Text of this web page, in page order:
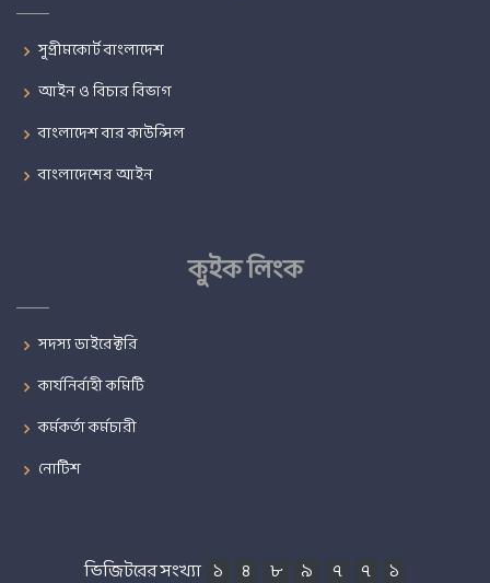
সুপ্রীমকোর্ট বাংলাদেশ
আইন ও বিচার বিভাগ
বাংলাদেশ বার কাউন্সিল
বাংলাদেশের আইন
কুইক লিংক
সদস্য ডাইরেক্টরি
কার্যনির্বাহী কমিটি
কর্মকর্তা কর্মচারী
নোটিশ
ভিজিটরের সংখ্যা ১ ৪ ৮ ৯ ৭ ৭ ১